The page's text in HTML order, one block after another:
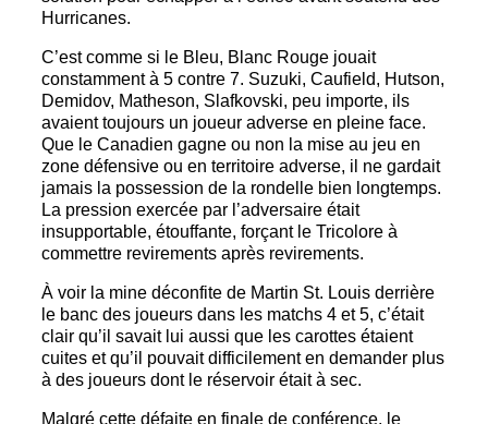
Hurricanes.
C’est comme si le Bleu, Blanc Rouge jouait
constamment à 5 contre 7. Suzuki, Caufield, Hutson,
Demidov, Matheson, Slafkovski, peu importe, ils
avaient toujours un joueur adverse en pleine face.
Que le Canadien gagne ou non la mise au jeu en
zone défensive ou en territoire adverse, il ne gardait
jamais la possession de la rondelle bien longtemps.
La pression exercée par l’adversaire était
insupportable, étouffante, forçant le Tricolore à
commettre revirements après revirements.
À voir la mine déconfite de Martin St. Louis derrière
le banc des joueurs dans les matchs 4 et 5, c’était
clair qu’il savait lui aussi que les carottes étaient
cuites et qu’il pouvait difficilement en demander plus
à des joueurs dont le réservoir était à sec.
Malgré cette défaite en finale de conférence, le